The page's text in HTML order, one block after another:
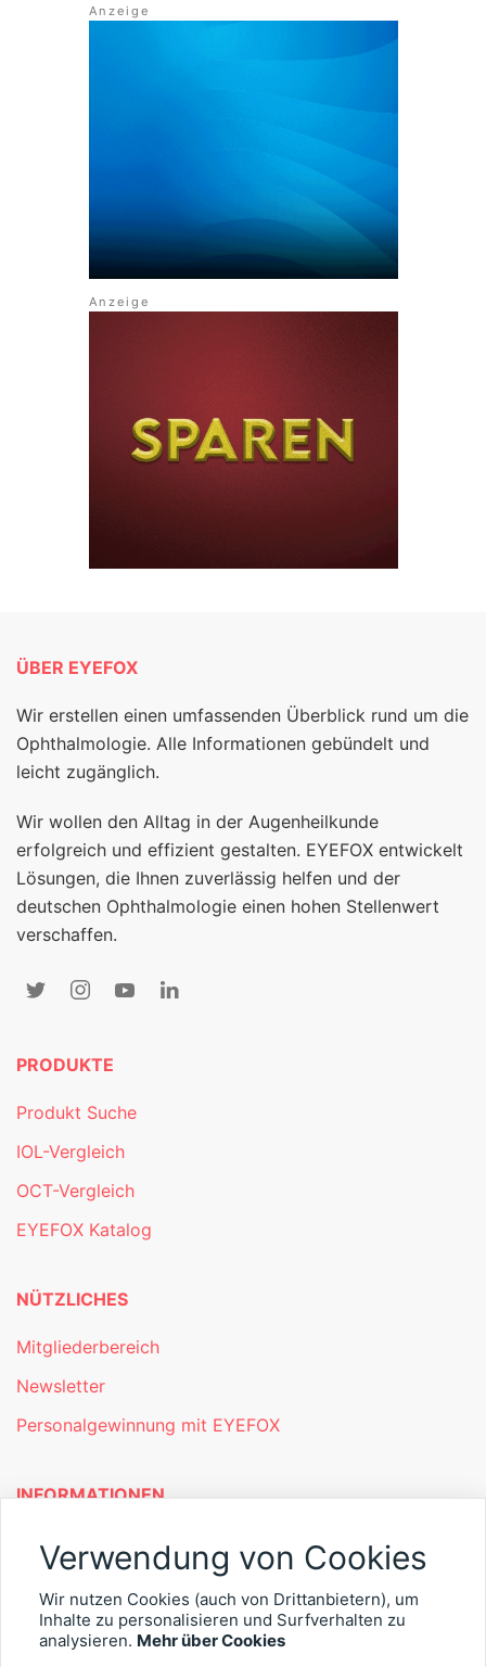
ÜBER EYEFOX
Wir erstellen einen umfassenden Überblick rund um die
Ophthalmologie. Alle Informationen gebündelt und
leicht zugänglich.
Wir wollen den Alltag in der Augenheilkunde
erfolgreich und effizient gestalten. EYEFOX entwickelt
Lösungen, die Ihnen zuverlässig helfen und der
deutschen Ophthalmologie einen hohen Stellenwert
verschaffen.
PRODUKTE
Produkt Suche
IOL-Vergleich
OCT-Vergleich
EYEFOX Katalog
NÜTZLICHES
Mitgliederbereich
Newsletter
Personalgewinnung mit EYEFOX
INFORMATIONEN
Was ist EYEFOX – Ihre Möglichkeiten
Kontakt
Verwendung von Cookies
Wir nutzen Cookies (auch von Drittanbietern), um
Inhalte zu personalisieren und Surfverhalten zu
analysieren. Mehr über Cookies